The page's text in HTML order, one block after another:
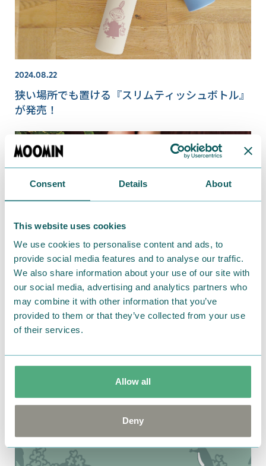
Consent Details About
This website uses cookies
We use cookies to personalise content and ads, to
provide social media features and to analyse our traffic.
We also share information about your use of our site with
our social media, advertising and analytics partners who
may combine it with other information that you’ve
provided to them or that they’ve collected from your use
of their services.
Allow all
Deny
2024.08.22
狭い場所でも置ける『スリムティッシュボトル』
が発売！
2023.12.20
玄関に、脱衣所に、お出かけに大活躍！ふわっふ
わのマルチマット【ベルメゾンオリジナル】